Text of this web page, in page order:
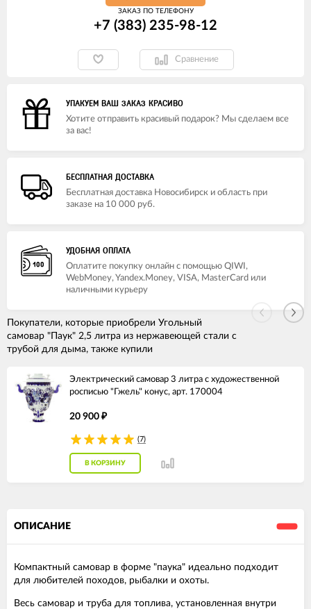
ЗАКАЗ ПО ТЕЛЕФОНУ
+7 (383) 235-98-12
Сравнение
УПАКУЕМ ВАШ ЗАКАЗ КРАСИВО
Хотите отправить красивый подарок? Мы сделаем все
за вас!
БЕСПЛАТНАЯ ДОСТАВКА
Бесплатная доставка Новосибирск и область при
заказе на 10 000 руб.
УДОБНАЯ ОПЛАТА
Оплатите покупку онлайн с помощью QIWI,
WebMoney, Yandex.Money, VISA, MasterCard или
наличными курьеру
Покупатели, которые приобрели Угольный
самовар "Паук" 2,5 литра из нержавеющей стали с
трубой для дыма, также купили
Электрический самовар 3 литра с художественной
росписью "Гжель" конус, арт. 170004
20 900 ₽
(7)
В КОРЗИНУ
ОПИСАНИЕ
Компактный самовар в форме "паука" идеально подходит
для любителей походов, рыбалки и охоты.
Весь самовар и труба для топлива, установленная внутри